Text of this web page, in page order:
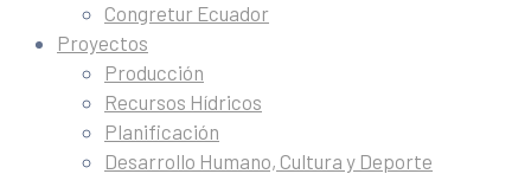
Congretur Ecuador
Proyectos
Producción
Recursos Hídricos
Planificación
Desarrollo Humano, Cultura y Deporte